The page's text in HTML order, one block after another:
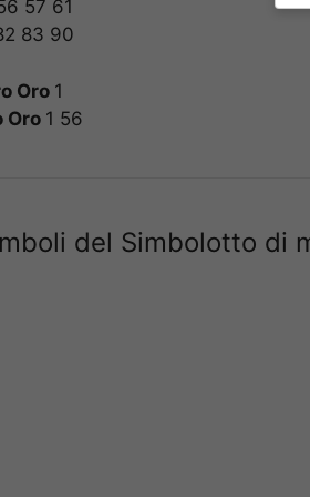
57 61
83 90
Oro 1
Oro 1 56
del Simbolotto di